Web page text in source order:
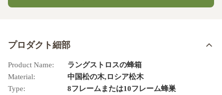
プロダクト細部
Product Name:
ラングストロスの蜂箱
Material:
中国松の木,ロシア松木
Type:
8フレームまたは10フレーム蜂巣